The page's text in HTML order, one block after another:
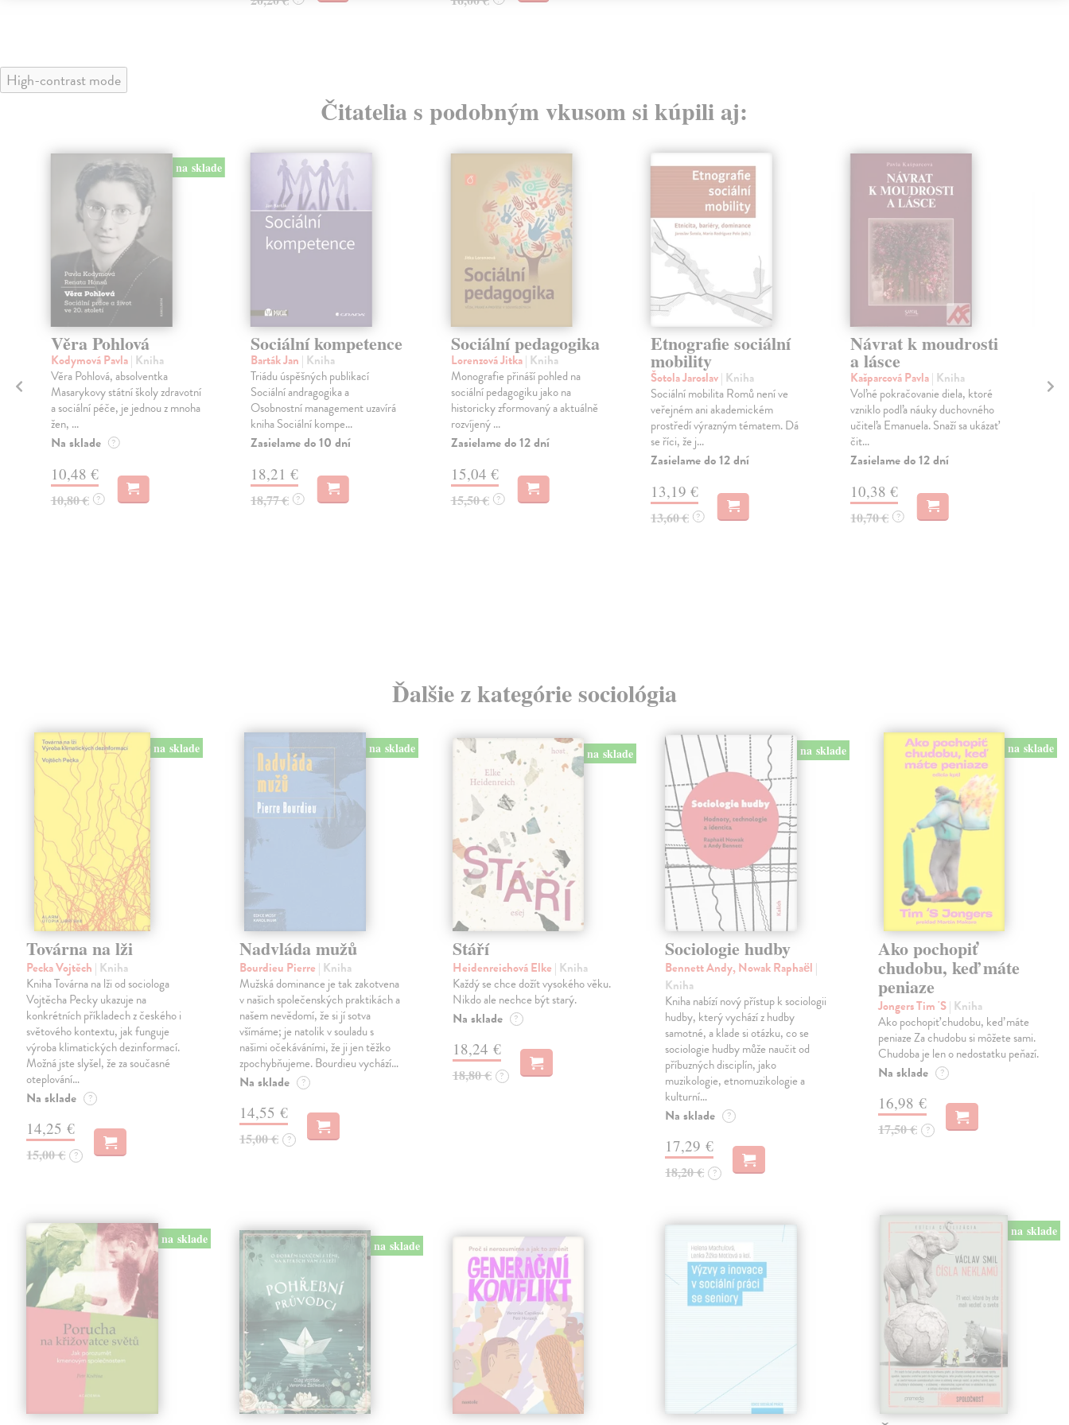
High-contrast mode
Čitatelia s podobným vkusom si kúpili aj:
na sklade
Věra Pohlová
Kodymová Pavla| Kniha
Věra Pohlová, absolventka
Masarykovy státní školy zdravotní
a sociální péče, je jednou z mnoha
žen, ...
Na sklade ?
10,48 €
10,80 € ?
Sociální kompetence
Barták Jan | Kniha
Triádu úspěšných publikací
Sociální andragogika a
Osobnostní management uzavírá
kniha Sociální kompe...
Zasielame do 10 dní
18,21 €
18,77 € ?
Sociální pedagogika
Lorenzová Jitka| Kniha
Monografie přináší pohled na
sociální pedagogiku jako na
historicky zformovaný a aktuálně
rozvíjený ...
Zasielame do 12 dní
15,04 €
15,50 € ?
Etnografie sociální
mobility
Šotola Jaroslav| Kniha
Sociální mobilita Romů není ve
veřejném ani akademickém
prostředí výrazným tématem. Dá
se říci, že j...
Zasielame do 12 dní
13,19 €
13,60 € ?
Návrat k moudrosti
a lásce
Kašparcová Pavla| Kniha
Voľné pokračovanie diela, ktoré
vzniklo podľa náuky duchovného
učiteľa Emanuela. Snaží sa ukázať
čit...
Zasielame do 12 dní
10,38 €
10,70 € ?
její
Ďalšie z kategórie sociológia
na sklade
Továrna na lži
Pecka Vojtěch | Kniha
Kniha Továrna na lži od sociologa
Vojtěcha Pecky ukazuje na
konkrétních příkladech z českého i
světového kontextu, jak funguje
výroba klimatických dezinformací.
Možná jste slyšel, že za současné
oteplování…
Na sklade ?
14,25 €
15,00 € ?
na sklade
Nadvláda mužů
Bourdieu Pierre | Kniha
Mužská dominance je tak zakotvena
v našich společenských praktikách a
našem nevědomí, že si jí sotva
všímáme; je natolik v souladu s
našimi očekáváními, že ji jen těžko
zpochybňujeme. Bourdieu vychází…
Na sklade ?
14,55 €
15,00 € ?
na sklade
Stáří
Heidenreichová Elke | Kniha
Každý se chce dožít vysokého věku.
Nikdo ale nechce být starý.
Na sklade ?
18,24 €
18,80 € ?
na sklade
Sociologie hudby
Bennett Andy, Nowak Raphaël |
Kniha
Kniha nabízí nový přístup k sociologii
hudby, který vychází z hudby
samotné, a klade si otázku, co se
sociologie hudby může naučit od
příbuzných disciplín, jako
muzikologie, etnomuzikologie a
kulturní…
Na sklade ?
17,29 €
18,20 € ?
na sklade
Ako pochopiť
chudobu, keď máte
peniaze
Jongers Tim 'S| Kniha
Ako pochopiť chudobu, keď máte
peniaze Za chudobu si môžete sami.
Chudoba je len o nedostatku peňazí.
Na sklade ?
16,98 €
17,50 € ?
na sklade na sklade
na sklade